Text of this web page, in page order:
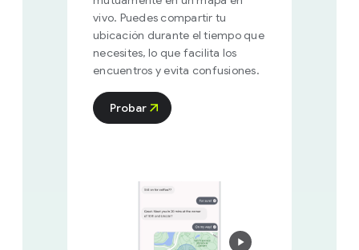
vivo. Puedes compartir tu
ubicación durante el tiempo que
necesites, lo que facilita los
encuentros y evita confusiones.
Probar